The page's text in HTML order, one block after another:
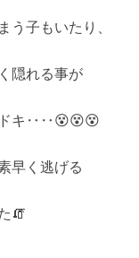
う子もいたり、
隠れる事が
ドキ‥‥😵😵😵
早く逃げる
🧯